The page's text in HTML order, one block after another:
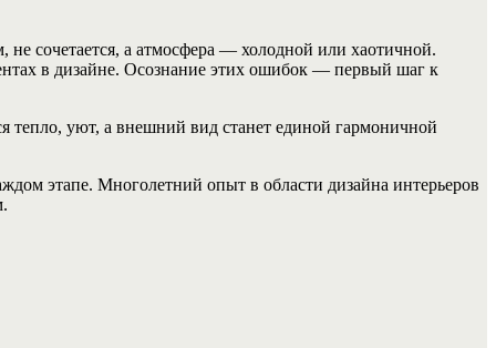
сочетается, а атмосфера — холодной или хаотичной.
в дизайне. Осознание этих ошибок — первый шаг к
тепло, уют, а внешний вид станет единой гармоничной
этапе. Многолетний опыт в области дизайна интерьеров